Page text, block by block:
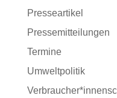
Presseartikel
Pressemitteilungen
Termine
Umweltpolitik